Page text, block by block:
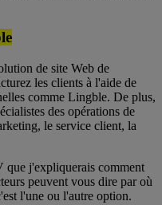
de site Web de
les clients à l'aide de
comme Lingble. De plus,
des opérations de
le service client, la
j'expliquerais comment
peuvent vous dire par où
l'une ou l'autre option.